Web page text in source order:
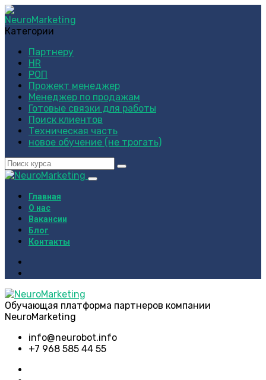
Категории
Партнеру
HR
РОП
Прожект менеджер
Менеджер по продажам
Готовые связки для работы
Поиск клиентов
Техническая часть
новое обучение (не трогать)
Главная
О нас
Вакансии
Блог
Контакты
Обучающая платформа партнеров компании
NeuroMarketing
info@neurobot.info
+7 968 585 44 55